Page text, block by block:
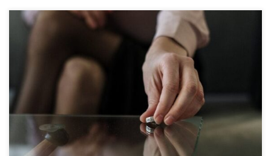
Sądy od kilku lat działają znacznie wolniej, Covid pogorszył
sytuację, ale jest też dobra wiadomość. Każdy sędzia chce
wydać jak najwięcej wyroków i zrobić to szybko, bo każdy z
sędziów jest rozliczny z ilości załatwionych spraw. Wyrok
rozwodowy wydaje Sąd Okręgowy, od lipca 2021 roku do
końca pandemii i przez […]